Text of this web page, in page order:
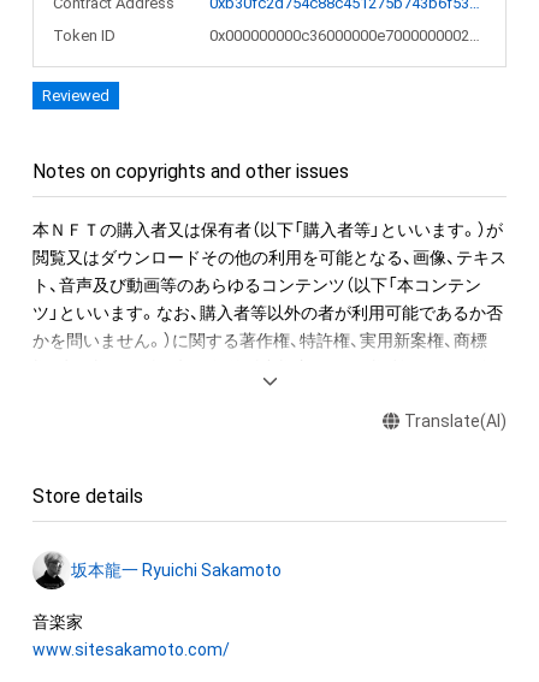
ールで送付します。
●NFT作品名と音の説明
NFT作品名の冒頭に付加された、前半の数字が楽譜の何小節目
坂本龍一」の場合は、1小節目の1音目のNFTを表す。
音源に関しては下記法則に沿っています。
1. 該当音の切り出しは、右手のトップノートが基準です。
2. 音終わりが欠けてしまう該当音については、2小節分の長さで
書き出しています。
3. 各小節のラストノート（最後の1音）は、次の小節に渡って音が
響いています。切り出した音を小節内の楽譜と同じ正しい位置
WAVデータでは位置を調整し、1秒前に配置しています。
“Merry Christmas Mr. Lawrence” by Ryuichi Sakamoto
One of Ryuichi Sakamoto’s signature pieces, “Merry
Christmas Mr. Lawrence - 2021”, was recorded at Bunkamura
Studio in Tokyo on July 30th, 2021, while fighting against
illness, his only recording of this work in 2021. The 595 music
Token ID
0x000000000c36000000e7000000002028
Reviewed
Notes on copyrights and other issues
本ＮＦＴの購入者又は保有者（以下「購入者等」といいます。）が
閲覧又はダウンロードその他の利用を可能となる、画像、テキス
ト、音声及び動画等のあらゆるコンテンツ（以下「本コンテン
ツ」といいます。なお、購入者等以外の者が利用可能であるか否
かを問いません。）に関する著作権、特許権、実用新案権、商標
冬舎に留保されます。すなわち、本ＮＦＴ又は本コンテンツに
けることを意味しません。
したがって、本ＮＦＴ等の保有者であっても、本コンテンツの権
利者である坂本龍一及び株式会社幻冬舎（またはこれらの者の
承継人若しくは管理委託先）から別途の承諾を得ずに、個人によ
る閲覧の範囲を超えた利用、商用利用その他の法律上権利者の
Translate(AI)
Store details
坂本龍一 Ryuichi Sakamoto
www.sitesakamoto.com/